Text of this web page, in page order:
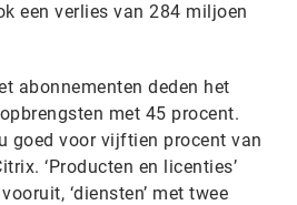
een verlies van 284 miljoen
abonnementen deden het
met 45 procent.
goed voor vijftien procent van
‘Producten en licenties’
‘diensten’ met twee